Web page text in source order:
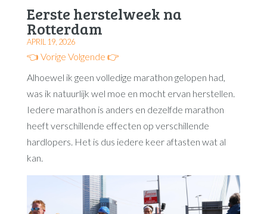
Eerste herstelweek na
Rotterdam
APRIL 19, 2026
👈 Vorige Volgende 👉
Alhoewel ik geen volledige marathon gelopen had,
was ik natuurlijk wel moe en mocht ervan herstellen.
Iedere marathon is anders en dezelfde marathon
heeft verschillende effecten op verschillende
hardlopers. Het is dus iedere keer aftasten wat al
kan.